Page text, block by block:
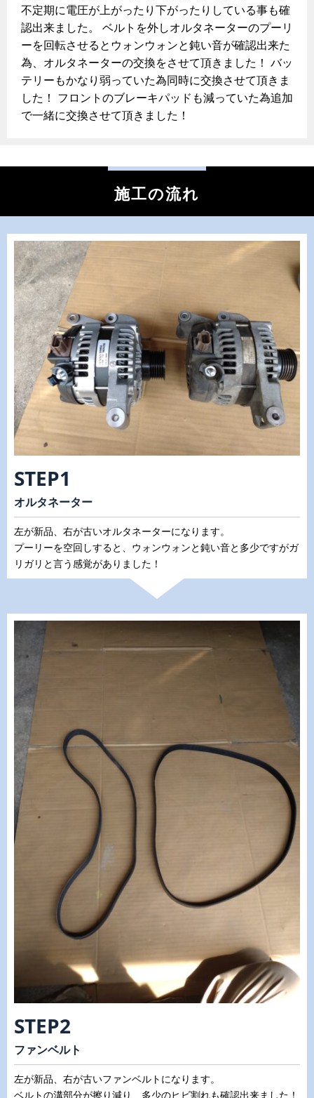
不定期に電圧が上がったり下がったりしている事も確
認出来ました。 ベルトを外しオルタネーターのプーリ
ーを回転させるとウォンウォンと鈍い音が確認出来た
為、オルタネーターの交換をさせて頂きました！ バッ
テリーもかなり弱っていた為同時に交換させて頂きま
した！ フロントのブレーキパッドも減っていた為追加
で一緒に交換させて頂きました！
施工の流れ
STEP1
オルタネーター
左が新品、右が古いオルタネーターになります。
プーリーを空回しすると、ウォンウォンと鈍い音と多少ですがガ
リガリと言う感覚がありました！
STEP2
ファンベルト
左が新品、右が古いファンベルトになります。
ベルトの溝部分が擦り減り、多少のヒビ割れも確認出来ました！